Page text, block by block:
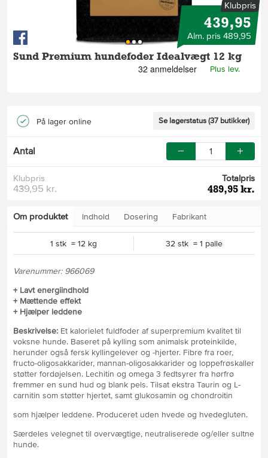
Sund Premium hundefoder Idealvægt 12 kg
Plus lev.
Klubpris
439,95
Alm. pris 489,95
På lager online Se lagerstatus (37 butikker)
Antal
Klubpris
439,95 kr.
Totalpris
489,95 kr.
Om produktet Indhold Dosering Fabrikant
1 stk = 12 kg 32 stk = 1 palle
Varenummer: 966069
+ Lavt energiindhold
+ Mættende effekt
+ Hjælper leddene
Beskrivelse: Et kalorielet fuldfoder af superpremium kvalitet til
voksne hunde. Baseret på kylling som animalsk proteinkilde,
herunder også fersk kyllingelever og -hjerter. Fibre fra roer,
fructo-oligosakkarider, mannan-oligosakkarider og loppefrøskaller
støtter fordøjelsen. Lechitin og omega 3 fedtsyrer fra hørfrø
fremmer en sund hud og blank pels. Tilsat ekstra Taurin og L-
carnitin som støtter hjertet, samt glukosamin og chondroitin
som hjælper leddene. Produceret uden hvede og hvedegluten.
Særdeles velegnet til overvægtige, neutraliserede og/eller sultne
hunde.